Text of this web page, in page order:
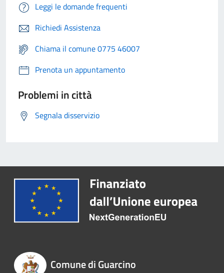
Leggi le domande frequenti
Richiedi Assistenza
Chiama il comune 0775 46007
Prenota un appuntamento
Problemi in città
Segnala disservizio
Comune di Guarcino